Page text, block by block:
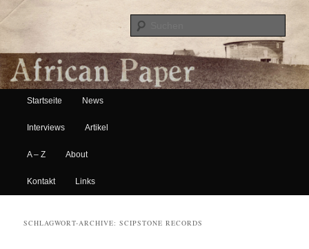
African Paper
Hauptmenü
Zum Inhalt wechseln
Zum sekundären Inhalt wechseln
Startseite News
Interviews Artikel
A – Z About
Kontakt Links
SCHLAGWORT-ARCHIVE:SCIPSTONE RECORDS